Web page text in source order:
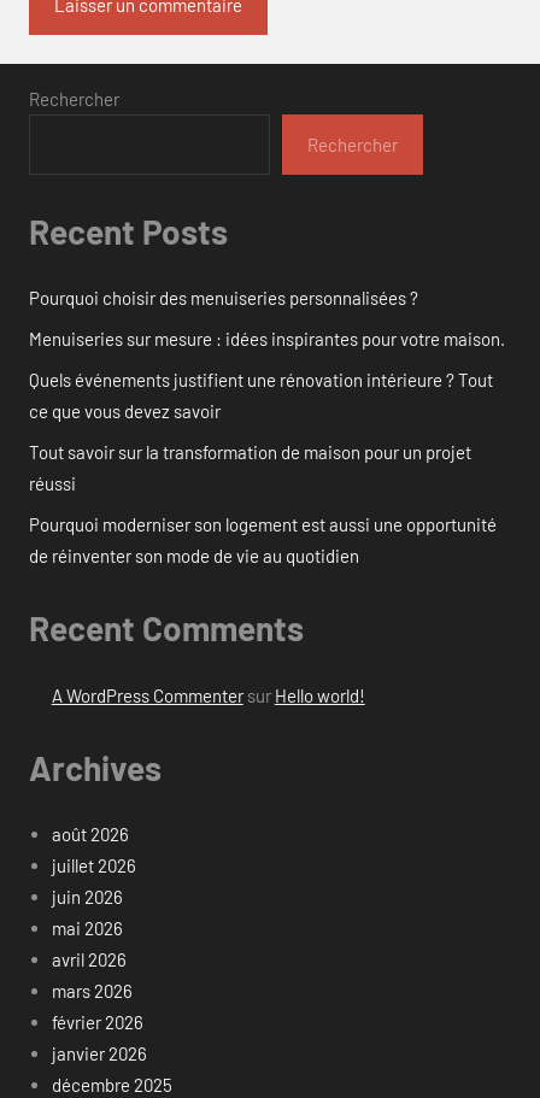
Rechercher
Rechercher
Recent Posts
Pourquoi choisir des menuiseries personnalisées ?
Menuiseries sur mesure : idées inspirantes pour votre maison.
Quels événements justifient une rénovation intérieure ? Tout
ce que vous devez savoir
Tout savoir sur la transformation de maison pour un projet
réussi
Pourquoi moderniser son logement est aussi une opportunité
de réinventer son mode de vie au quotidien
Recent Comments
A WordPress Commentersur Hello world!
Archives
août 2026
juillet 2026
juin 2026
mai 2026
avril 2026
mars 2026
février 2026
janvier 2026
décembre 2025